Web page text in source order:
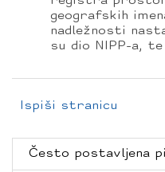
geografskih
nadležnosti
su dio NIPP-a,
Ispiši stranicu
Često postavljena